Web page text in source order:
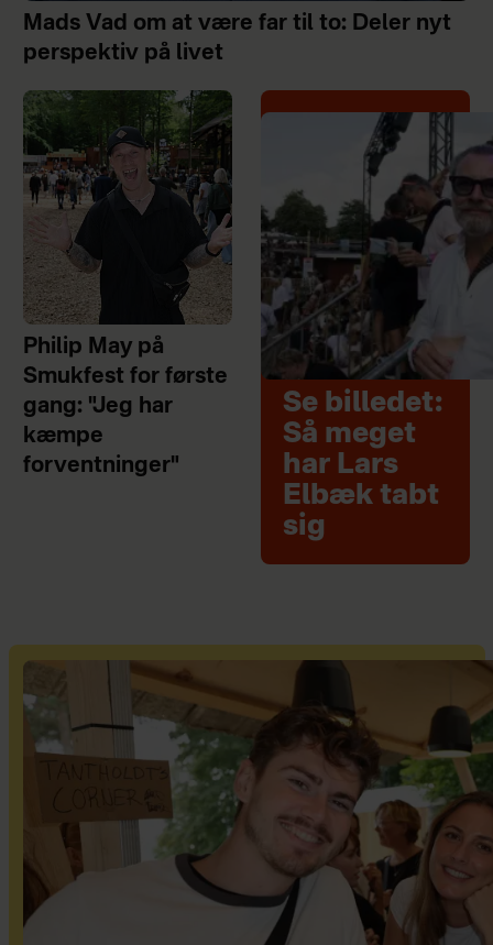
Mads Vad om at være far til to: Deler nyt
perspektiv på livet
Philip May på
Smukfest for første
gang: "Jeg har
kæmpe
forventninger"
Se billedet:
Så meget
har Lars
Elbæk tabt
sig